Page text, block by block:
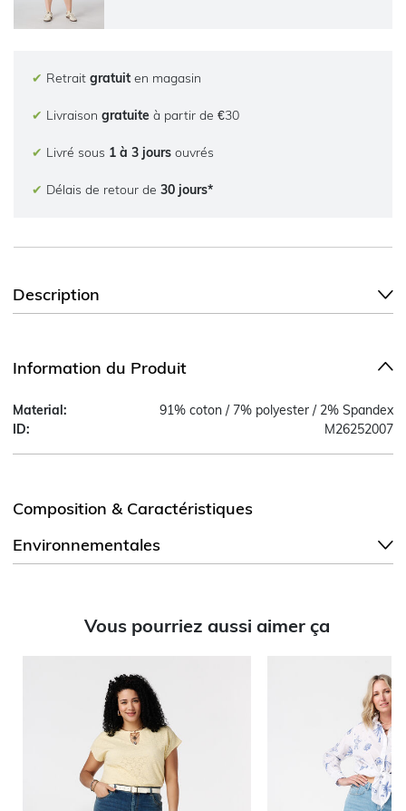
✔ Retrait gratuit en magasin
✔ Livraison gratuite à partir de €30
✔ Livré sous 1 à 3 jours ouvrés
✔ Délais de retour de 30 jours*
Description
Information du Produit
Material:
91% coton / 7% polyester / 2% Spandex
ID:
M26252007
Composition & Caractéristiques
Environnementales
Vous pourriez aussi aimer ça